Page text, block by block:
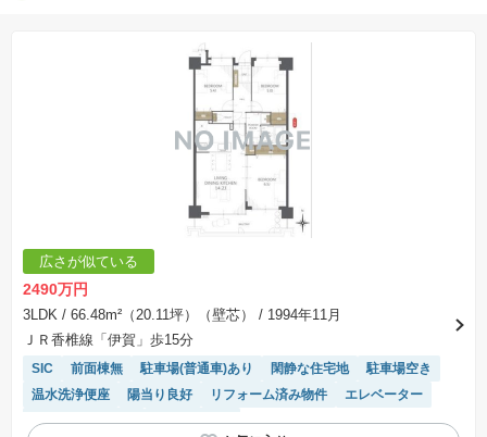
※建築条件土地の情報内に掲載されている、建物プラン例は、土地購入者の設計プランの参考
の一例であって、プランの採用可否は任意です。
負会社によるもので、当該建築請負会社以外で建てた場合、同様のものが同価格で建てられる
とは限りません。また建築請負会社を特定するものではありません。
※建築条件付き土地とは、その土地に建築する建物の建築請負契約が、一定期間内に成立する
ことを条件として売買される土地のことをいいます。建築請負契約成立に向けて設計プランを
協議するため、土地購入者が自己の希望する建物の設計協議をするために必要な相当の期間の
交渉期間が設定され、その期間内で希望を満たすプランが実現できたかどうかにより結論を出
します。なお、この期間は概ね3ヶ月程度とされています。納得のいくプランが出来ず、建築請
負契約が成立しない場合、土地売買契約は白紙に戻り、土地契約にかかった代金（土地代金、
手付金など）は名目のいかんに関わらず、全て返却されます。
※課税対象物件の「価格」や「費用等」は消費税込みの「総額表示」で統一しています。
※「本体価格」とは、課税対象物件においては「消費税を除いた建物価格」と「土地価格」の
合計額を指します。
表示されておりません。
※取引にかかる費用：物件の契約手続き、決済、引き渡し時にかかる費用を表示しています。
不動産会社によって表記有無が異なるため、ご自身で十分な確認をしていただくようにお願い
いたします。
場合があります。
広さが似ている
2490万円
3LDK / 66.48m²（20.11坪）（壁芯）
/ 1994年11月
ＪＲ香椎線「伊賀」歩15分
SIC 前面棟無 駐車場(普通車)あり 閑静な住宅地
駐車場空き
温水洗浄便座
陽当り良好 リフォーム済み物件
エレベーター
システムキッチン
対面キッチン